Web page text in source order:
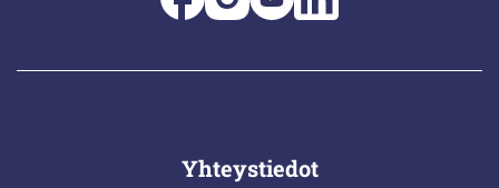
Yhteystiedot